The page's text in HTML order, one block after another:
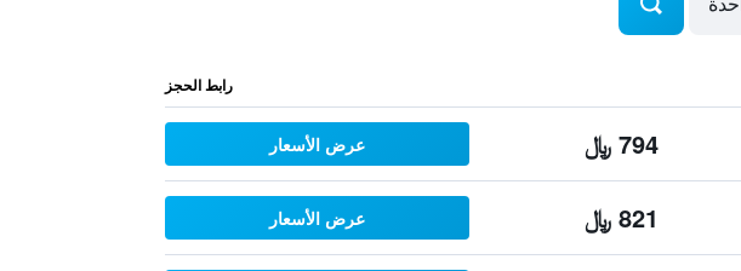
رابط الحجز
794 ﷼ عرض الأسعار
821 ﷼ عرض الأسعار